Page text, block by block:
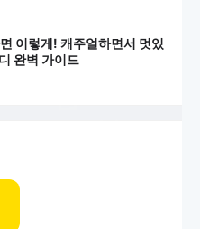
이렇게! 캐주얼하면서 멋있
완벽 가이드